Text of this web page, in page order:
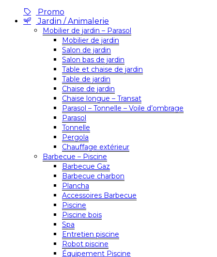
Promo
Jardin / Animalerie
Mobilier de jardin – Parasol
Mobilier de jardin
Salon de jardin
Salon bas de jardin
Table et chaise de jardin
Table de jardin
Chaise de jardin
Chaise longue – Transat
Parasol – Tonnelle – Voile d’ombrage
Parasol
Tonnelle
Pergola
Chauffage extérieur
Barbecue – Piscine
Barbecue Gaz
Barbecue charbon
Plancha
Accessoires Barbecue
Piscine
Piscine bois
Spa
Entretien piscine
Robot piscine
Équipement Piscine